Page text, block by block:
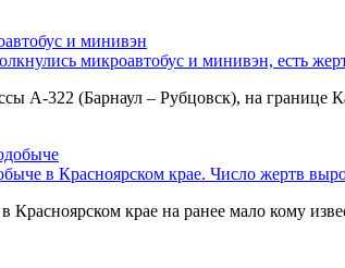
микроавтобус и минивэн, есть
А-322 (Барнаул – Рубцовск), на границе
в Красноярском крае. Число жертв
Красноярском крае на ранее мало кому